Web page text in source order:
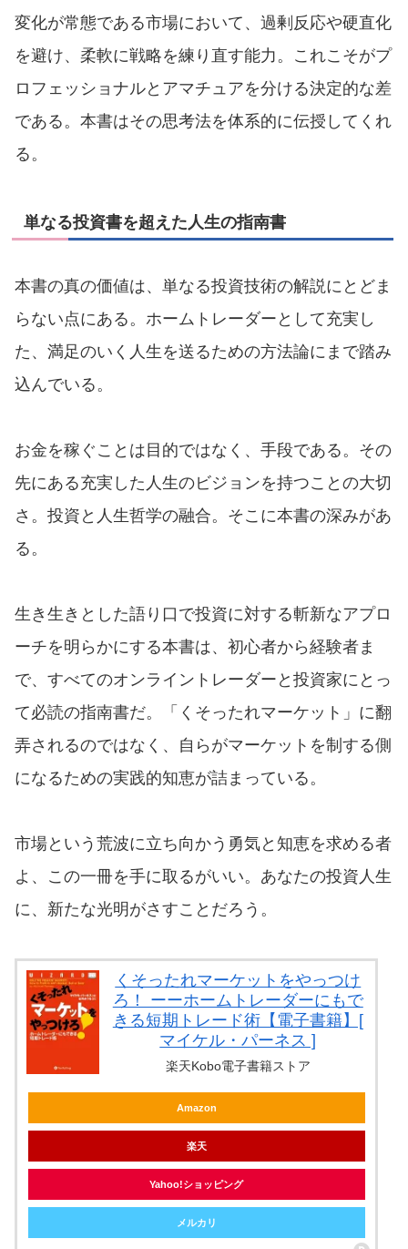
変化が常態である市場において、過剰反応や硬直化
を避け、柔軟に戦略を練り直す能力。これこそがプ
ロフェッショナルとアマチュアを分ける決定的な差
である。本書はその思考法を体系的に伝授してくれ
る。
単なる投資書を超えた人生の指南書
本書の真の価値は、単なる投資技術の解説にとどま
らない点にある。ホームトレーダーとして充実し
た、満足のいく人生を送るための方法論にまで踏み
込んでいる。
お金を稼ぐことは目的ではなく、手段である。その
先にある充実した人生のビジョンを持つことの大切
さ。投資と人生哲学の融合。そこに本書の深みがあ
る。
生き生きとした語り口で投資に対する斬新なアプロ
ーチを明らかにする本書は、初心者から経験者ま
で、すべてのオンライントレーダーと投資家にとっ
て必読の指南書だ。「くそったれマーケット」に翻
弄されるのではなく、自らがマーケットを制する側
になるための実践的知恵が詰まっている。
市場という荒波に立ち向かう勇気と知恵を求める者
よ、この一冊を手に取るがいい。あなたの投資人生
に、新たな光明がさすことだろう。
くそったれマーケットをやっつけ
ろ！ ーーホームトレーダーにもで
きる短期トレード術【電子書籍】[
マイケル・パーネス ]
楽天Kobo電子書籍ストア
Amazon
楽天
Yahoo!ショッピング
メルカリ